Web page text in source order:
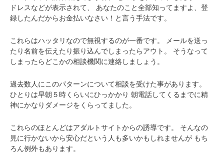
ドレスなどが表示されて、
あなたのこと全部知ってますよ、登
録したんだからお金払いなさい！と言う手法です。
これらはハッタリなので無視するのが一番です。
メールを送っ
たり名前を伝えたり振り込んでしまったらアウト。
そうなって
しまったらどこかの相談機関に連絡しましょう。
過去数人にこのパターンについて相談を受けた事があります。
ひとりは早朝５時くらいにひっかかり 朝電話してくるまでに精
神にかなりダメージをくらってました。
これらのほとんどはアダルトサイトからの誘導です。
そんなの
見に行かないから安心だという人も多いかもしれませんが もち
ろん例外もあります。